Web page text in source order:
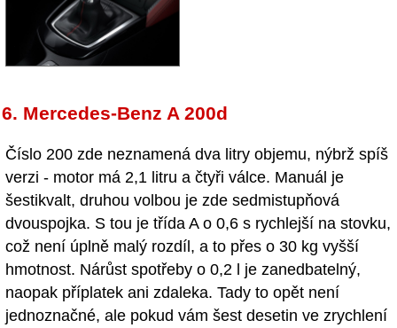
6. Mercedes-Benz A 200d
Číslo 200 zde neznamená dva litry objemu, nýbrž spíš
verzi - motor má 2,1 litru a čtyři válce. Manuál je
šestikvalt, druhou volbou je zde sedmistupňová
dvouspojka. S tou je třída A o 0,6 s rychlejší na stovku,
což není úplně malý rozdíl, a to přes o 30 kg vyšší
hmotnost. Nárůst spotřeby o 0,2 l je zanedbatelný,
naopak příplatek ani zdaleka. Tady to opět není
jednoznačné, ale pokud vám šest desetin ve zrychlení